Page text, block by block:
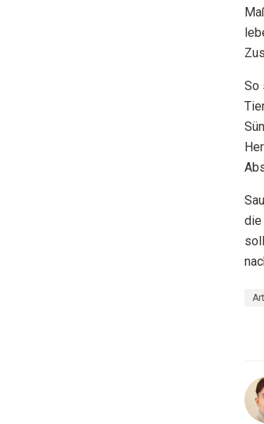
So
die